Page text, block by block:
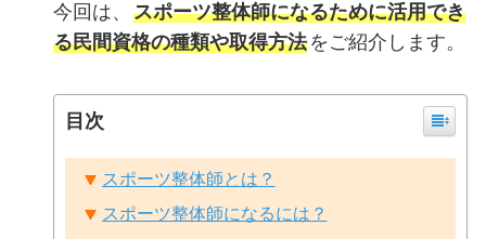
今回は、 スポーツ整体師になるために活用でき
る民間資格の種類や取得方法 をご紹介します。
目次
スポーツ整体師とは？
スポーツ整体師になるには？